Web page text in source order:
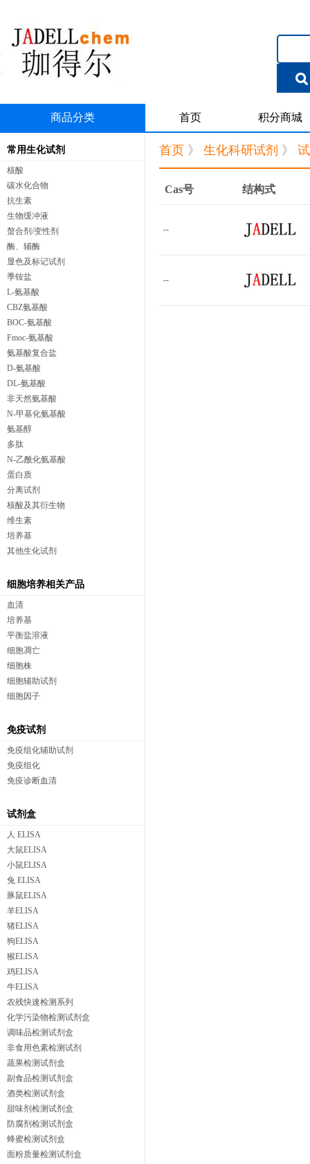
商品分类 首页 积分商城
常用生化试剂
核酸
碳水化合物
抗生素
生物缓冲液
螯合剂/变性剂
酶、辅酶
显色及标记试剂
季铵盐
L-氨基酸
CBZ氨基酸
BOC-氨基酸
Fmoc-氨基酸
氨基酸复合盐
D-氨基酸
DL-氨基酸
非天然氨基酸
N-甲基化氨基酸
氨基醇
多肽
N-乙酰化氨基酸
蛋白质
分离试剂
核酸及其衍生物
维生素
培养基
其他生化试剂
细胞培养相关产品
血清
培养基
平衡盐溶液
细胞凋亡
细胞株
细胞辅助试剂
细胞因子
免疫试剂
免疫组化辅助试剂
免疫组化
免疫诊断血清
试剂盒
人 ELISA
大鼠ELISA
小鼠ELISA
兔 ELISA
豚鼠ELISA
羊ELISA
猪ELISA
狗ELISA
猴ELISA
鸡ELISA
牛ELISA
农残快速检测系列
化学污染物检测试剂盒
调味品检测试剂盒
非食用色素检测试剂
蔬果检测试剂盒
副食品检测试剂盒
酒类检测试剂盒
甜味剂检测试剂盒
防腐剂检测试剂盒
蜂蜜检测试剂盒
面粉质量检测试剂盒
首页 》 生化科研试剂 》
Cas号 结构式
--
--